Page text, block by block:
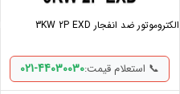
الکتروموتور ضد انفجار 3KW 2P EXD
📞 استعلام قیمت:021-44030030